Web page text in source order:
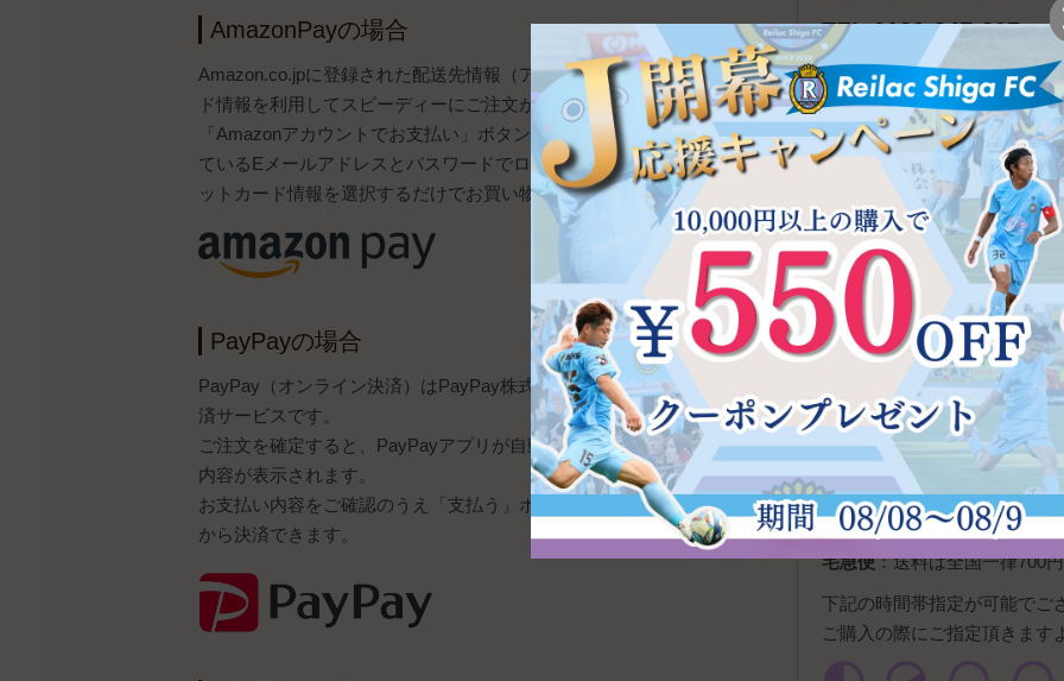
AmazonPayの場合
Amazon.co.jpに登録された配送先情報（アドレス帳）やクレジットカー
ド情報を利用してスピーディーにご注文が可能です。
「Amazonアカウントでお支払い」ボタンから、Amazon.co.jpに登録し
ているEメールアドレスとパスワードでログインして、配送先とクレジ
ットカード情報を選択するだけでお買い物できます。
PayPayの場合
PayPay（オンライン決済）はPayPay株式会社が提供するオンライン決
済サービスです。
ご注文を確定すると、PayPayアプリが自動的に立ち上がり、お支払い
内容が表示されます。
お支払い内容をご確認のうえ「支払う」ボタンを押すと、PayPay残高
から決済できます。
TEL 0120-947-807
[受
ポイントについて
初回ご購入時に、500ポイン
初回特典あり 年会費無料
決済方法（代引き・クレジッ
購入金額の1～5％をポイント
1ポイント＝1円で、2回目以
※麗ビューティー皮フ科クリ
用いただけません。
配送・送料について
ヤマト運輸（宅急便・ネコポ
宅急便：送料は全国一律700
下記の時間帯指定が可能でご
ご購入の際にご指定頂きます